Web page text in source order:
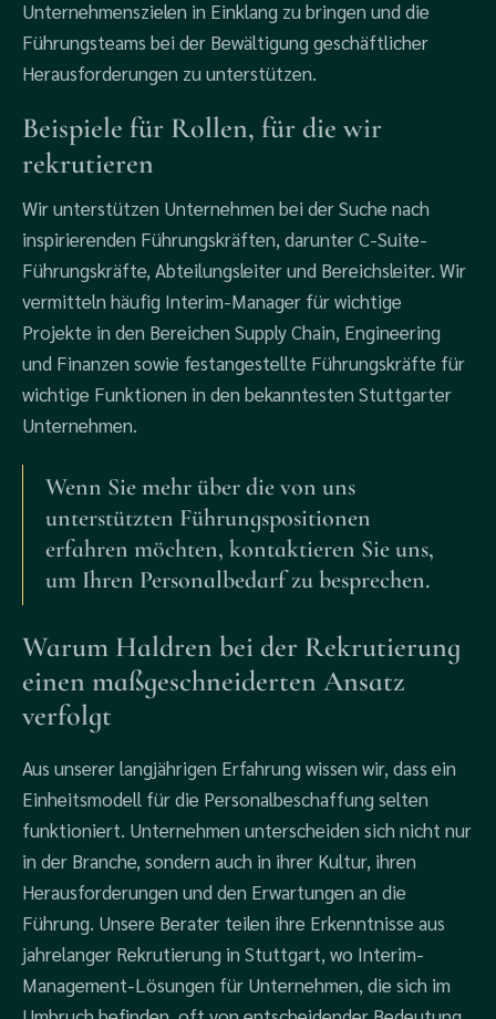
Unternehmenszielen in Einklang zu bringen und die
Führungsteams bei der Bewältigung geschäftlicher
Herausforderungen zu unterstützen.
Beispiele für Rollen, für die wir
rekrutieren
Wir unterstützen Unternehmen bei der Suche nach
inspirierenden Führungskräften, darunter C-Suite-
Führungskräfte, Abteilungsleiter und Bereichsleiter. Wir
vermitteln häufig Interim-Manager für wichtige
Projekte in den Bereichen Supply Chain, Engineering
und Finanzen sowie festangestellte Führungskräfte für
wichtige Funktionen in den bekanntesten Stuttgarter
Unternehmen.
Wenn Sie mehr über die von uns
unterstützten Führungspositionen
erfahren möchten, kontaktieren Sie uns,
um Ihren Personalbedarf zu besprechen.
Warum Haldren bei der Rekrutierung
einen maßgeschneiderten Ansatz
verfolgt
Aus unserer langjährigen Erfahrung wissen wir, dass ein
Einheitsmodell für die Personalbeschaffung selten
funktioniert. Unternehmen unterscheiden sich nicht nur
in der Branche, sondern auch in ihrer Kultur, ihren
Herausforderungen und den Erwartungen an die
Führung. Unsere Berater teilen ihre Erkenntnisse aus
jahrelanger Rekrutierung in Stuttgart, wo Interim-
Management-Lösungen für Unternehmen, die sich im